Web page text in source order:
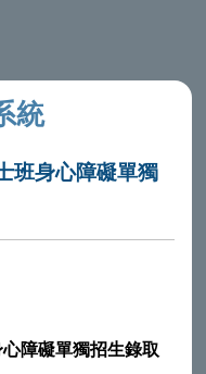
統
班身心障礙單獨
障礙單獨招生錄取